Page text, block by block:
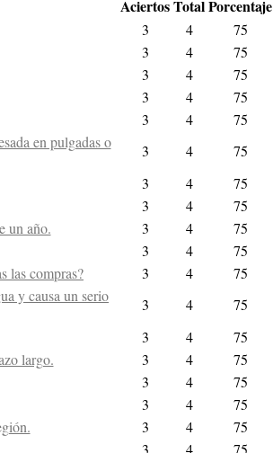
AciertosTotalPorcentaje
3 4
75
3 4
75
3 4
75
3 4
75
3 4
75
en pulgadas o
3 4
75
3 4
75
3 4
75
un año. 3 4
75
3 4
75
las compras? 3 4
75
y causa un serio
3 4
75
3 4
75
largo. 3 4
75
3 4
75
3 4
75
3 4
75
3 4
75